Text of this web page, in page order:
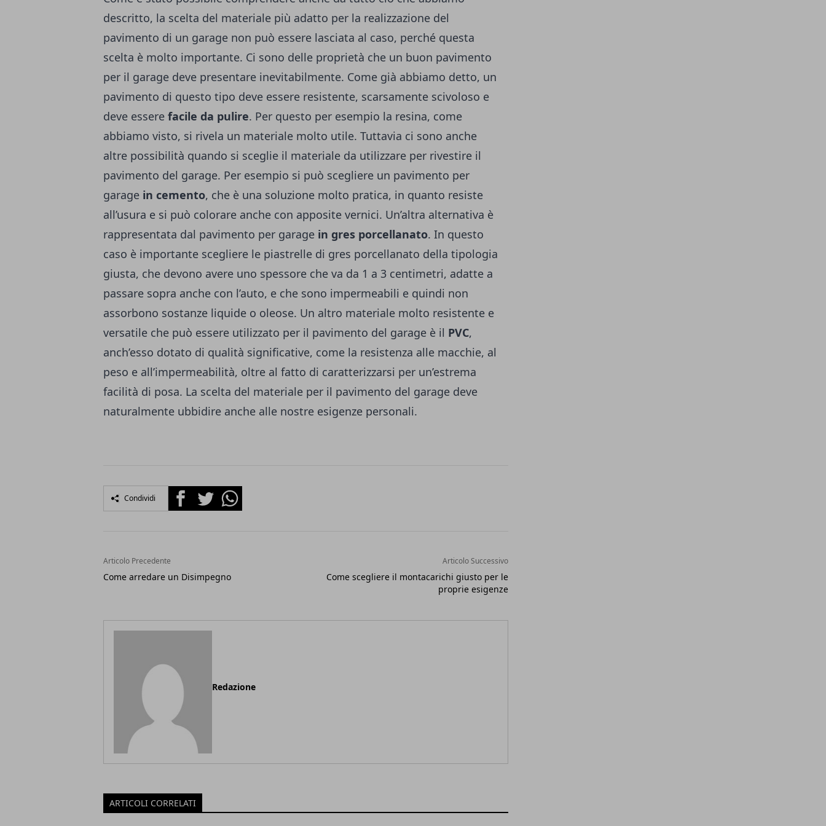
descritto, la scelta del materiale più adatto per la realizzazione del
pavimento di un garage non può essere lasciata al caso, perché questa
scelta è molto importante. Ci sono delle proprietà che un buon pavimento
per il garage deve presentare inevitabilmente. Come già abbiamo detto, un
pavimento di questo tipo deve essere resistente, scarsamente scivoloso e
deve essere facile da pulire. Per questo per esempio la resina, come
abbiamo visto, si rivela un materiale molto utile. Tuttavia ci sono anche
altre possibilità quando si sceglie il materiale da utilizzare per rivestire il
pavimento del garage. Per esempio si può scegliere un pavimento per
garage in cemento, che è una soluzione molto pratica, in quanto resiste
all’usura e si può colorare anche con apposite vernici. Un’altra alternativa è
rappresentata dal pavimento per garage in gres porcellanato. In questo
caso è importante scegliere le piastrelle di gres porcellanato della tipologia
giusta, che devono avere uno spessore che va da 1 a 3 centimetri, adatte a
passare sopra anche con l’auto, e che sono impermeabili e quindi non
assorbono sostanze liquide o oleose. Un altro materiale molto resistente e
versatile che può essere utilizzato per il pavimento del garage è il PVC,
anch’esso dotato di qualità significative, come la resistenza alle macchie, al
peso e all’impermeabilità, oltre al fatto di caratterizzarsi per un’estrema
facilità di posa. La scelta del materiale per il pavimento del garage deve
naturalmente ubbidire anche alle nostre esigenze personali.
Condividi FacebookTwitterWhatsapp
Articolo Precedente
Come arredare un Disimpegno
Articolo Successivo
Come scegliere il montacarichi giusto per le
proprie esigenze
Redazione
ARTICOLI CORRELATI